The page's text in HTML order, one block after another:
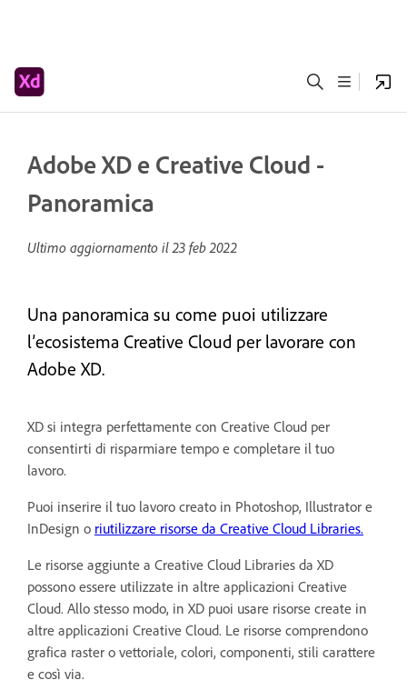
Adobe XD e Creative Cloud -
Panoramica
Ultimo aggiornamento il23 feb 2022
Una panoramica su come puoi utilizzare
l’ecosistema Creative Cloud per lavorare con
Adobe XD.
XD si integra perfettamente con Creative Cloud per
consentirti di risparmiare tempo e completare il tuo
lavoro.
Puoi inserire il tuo lavoro creato in Photoshop, Illustrator e
InDesign o riutilizzare risorse da Creative Cloud Libraries.
Le risorse aggiunte a Creative Cloud Libraries da XD
possono essere utilizzate in altre applicazioni Creative
Cloud. Allo stesso modo, in XD puoi usare risorse create in
altre applicazioni Creative Cloud. Le risorse comprendono
grafica raster o vettoriale, colori, componenti, stili carattere
e così via.